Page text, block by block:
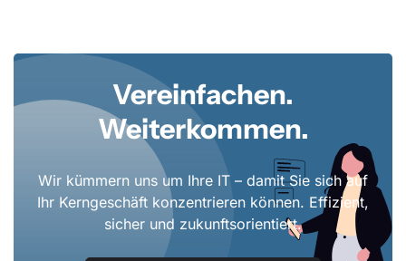
Vereinfachen.
Weiterkommen.
Wir kümmern uns um Ihre IT – damit Sie sich auf
Ihr Kerngeschäft konzentrieren können. Effizient,
sicher und zukunftsorientiert.